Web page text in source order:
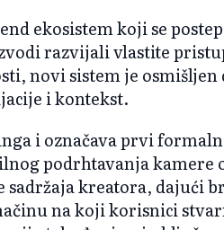
ekosistem koji se
razvijali vlastite
novi sistem je osmišljen
i kontekst.
i označava prvi
podrhtavanja kamere
kreatora, dajući
na koji korisnici